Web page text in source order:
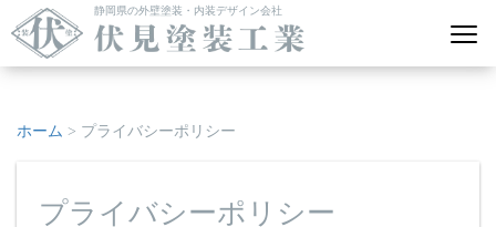
静岡県の外壁塗装・内装デザイン会社
ホーム > プライバシーポリシー
プライバシーポリシー